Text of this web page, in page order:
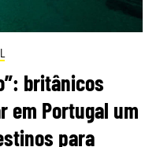
britânicos
em Portugal um
para